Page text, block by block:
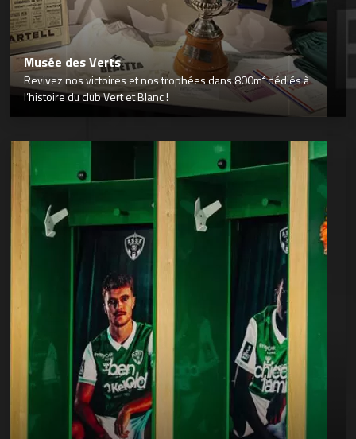
Musée des Verts
Revivez nos victoires et nos trophées dans 800m² dédiés à
l’histoire du club Vert et Blanc !